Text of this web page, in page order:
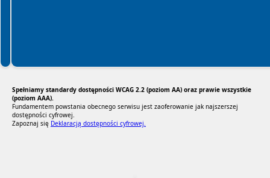
Spełniamy standardy dostępności WCAG 2.2 (poziom AA) oraz prawie wszystkie
(poziom AAA).
Fundamentem powstania obecnego serwisu jest zaoferowanie jak najszerszej
dostępności cyfrowej.
Zapoznaj się Deklaracją dostępności cyfrowej.